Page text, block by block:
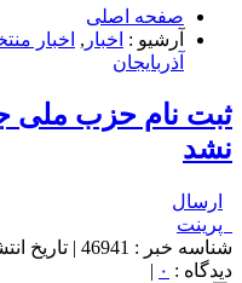
صفحه اصلی
آرشیو : اخبار , اخبار
آذربایجان
ثبت نام حزب ملی
نشد
ارسال
پرینت
دیدگاه : ۰ |